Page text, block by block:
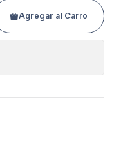
Agregar al Carro